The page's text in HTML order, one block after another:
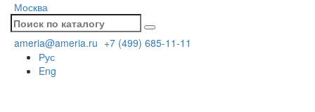
Москва
ameria@ameria.ru +7 (499) 685-11-11
Рус
Eng